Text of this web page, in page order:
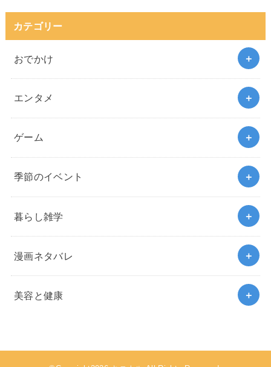
カテゴリー
おでかけ
エンタメ
ゲーム
季節のイベント
暮らし雑学
漫画ネタバレ
美容と健康